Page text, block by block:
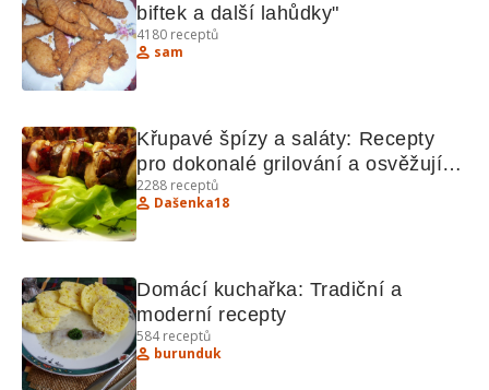
biftek a další lahůdky"
4180 receptů
sam
Křupavé špízy a saláty: Recepty
pro dokonalé grilování a osvěžující
saláty
2288 receptů
Dašenka18
Domácí kuchařka: Tradiční a
moderní recepty
584receptů
burunduk